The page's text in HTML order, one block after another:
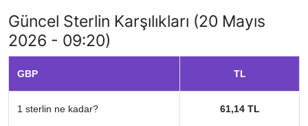
Güncel Sterlin Karşılıkları (20 Mayıs
2026 - 09:20)
GBP TL
1 sterlin ne kadar? 61,14 TL